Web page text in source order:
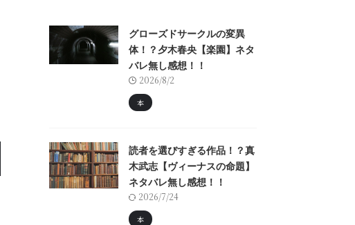
グローズドサークルの変異
体！？夕木春央【楽園】ネタ
バレ無し感想！！
2026/8/2
本
読者を選びすぎる作品！？真
木武志【ヴィーナスの命題】
ネタバレ無し感想！！
2026/7/24
本